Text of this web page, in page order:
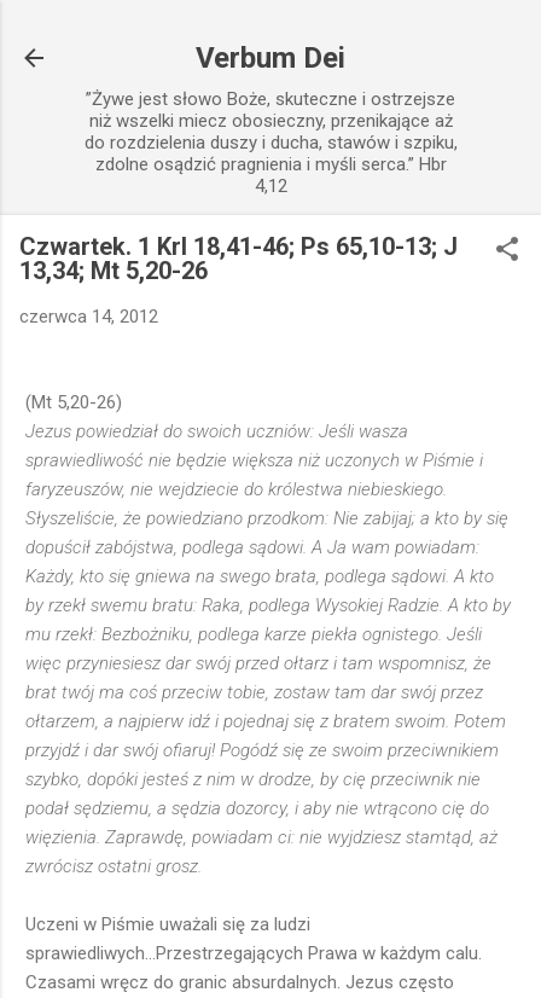
Verbum Dei
”Żywe jest słowo Boże, skuteczne i ostrzejsze
niż wszelki miecz obosieczny, przenikające aż
do rozdzielenia duszy i ducha, stawów i szpiku,
zdolne osądzić pragnienia i myśli serca.” Hbr
4,12
Czwartek. 1 Krl 18,41-46; Ps 65,10-13; J
13,34; Mt 5,20-26
czerwca 14, 2012
(Mt 5,20-26)
Jezus powiedział do swoich uczniów: Jeśli wasza
sprawiedliwość nie będzie większa niż uczonych w Piśmie i
faryzeuszów, nie wejdziecie do królestwa niebieskiego.
Słyszeliście, że powiedziano przodkom: Nie zabijaj; a kto by się
dopuścił zabójstwa, podlega sądowi. A Ja wam powiadam:
Każdy, kto się gniewa na swego brata, podlega sądowi. A kto
by rzekł swemu bratu: Raka, podlega Wysokiej Radzie. A kto by
mu rzekł: Bezbożniku, podlega karze piekła ognistego. Jeśli
więc przyniesiesz dar swój przed ołtarz i tam wspomnisz, że
brat twój ma coś przeciw tobie, zostaw tam dar swój przez
ołtarzem, a najpierw idź i pojednaj się z bratem swoim. Potem
przyjdź i dar swój ofiaruj! Pogódź się ze swoim przeciwnikiem
szybko, dopóki jesteś z nim w drodze, by cię przeciwnik nie
podał sędziemu, a sędzia dozorcy, i aby nie wtrącono cię do
więzienia. Zaprawdę, powiadam ci: nie wyjdziesz stamtąd, aż
zwrócisz ostatni grosz.
Uczeni w Piśmie uważali się za ludzi
sprawiedliwych...Przestrzegających Prawa w każdym calu.
Czasami wręcz do granic absurdalnych. Jezus często